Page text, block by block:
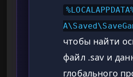
чтобы найти
файл .sav и
глобального